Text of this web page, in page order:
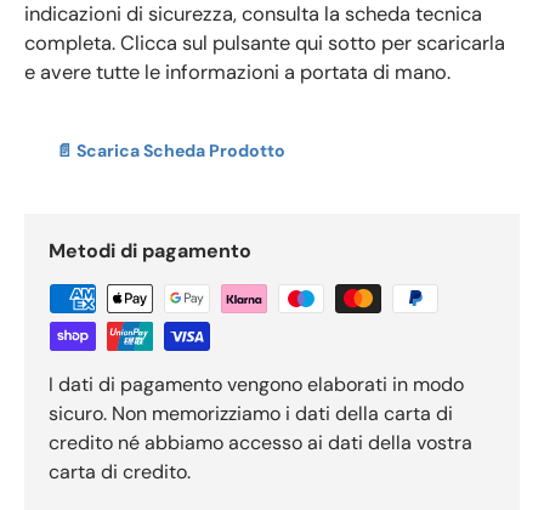
indicazioni di sicurezza, consulta la scheda tecnica
completa. Clicca sul pulsante qui sotto per scaricarla
e avere tutte le informazioni a portata di mano.
📄 Scarica Scheda Prodotto
Metodi di pagamento
I dati di pagamento vengono elaborati in modo
sicuro. Non memorizziamo i dati della carta di
credito né abbiamo accesso ai dati della vostra
carta di credito.